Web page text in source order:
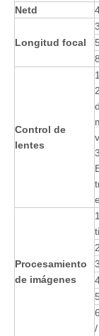
Netd
Longitud focal
Control de
lentes
Procesamiento
de imágenes